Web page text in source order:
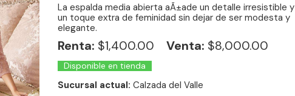
La espalda media abierta aÃ±ade un detalle irresistible y
un toque extra de feminidad sin dejar de ser modesta y
elegante.
Renta: $1,400.00 Venta: $8,000.00
Disponible en tienda
Sucursal actual: Calzada del Valle